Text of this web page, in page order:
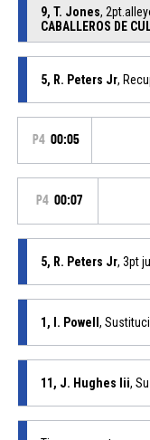
9, T. Jones,
CABALLEROS DE
5, R. Peters Jr,
P4 00:05
P4 00:07
5, R. Peters Jr, 3pt
1, I. Powell ,
11, J. Hughes Iii,